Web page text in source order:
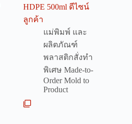
HDPE 500ml ดีไซน์
ลูกค้า
แม่พิมพ์ และ
ผลิตภัณฑ์
พลาสติกสั่งทำ
พิเศษ Made-to-
Order Mold to
Product